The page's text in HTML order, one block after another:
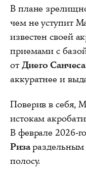
В плане
чем не уступит
известен своей
приемами с
от Диего Санчеса
аккуратнее и
Поверив в себя,
истокам
В феврале 2026-
Ризараздельным
полосу.